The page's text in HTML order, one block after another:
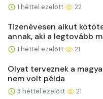
1 héttel ezelőtt 22
Tizenévesen alkut
annak, aki a legtovább
1 héttel ezelőtt 21
Olyat terveznek a
nem volt példa
3 héttel ezelőtt 21